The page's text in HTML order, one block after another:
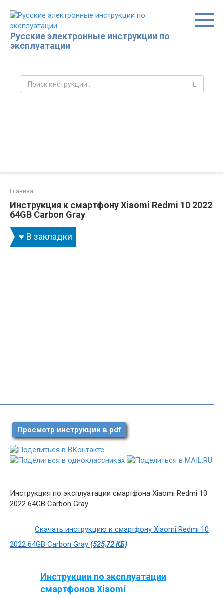
контенту
Русские электронные инструкции по
эксплуатации
Поиск:
Главная
Инструкция к смартфону Xiaomi Redmi 10 2022
64GB Carbon Gray
♥ В закладки
Просмотр инструкции в pdf
Инструкция по эксплуатации смартфона Xiaomi Redmi 10
2022 64GB Carbon Gray.
Скачать инструкцию к смартфону Xiaomi Redmi 10
2022 64GB Carbon Gray (525,72 КБ)
Инструкции по эксплуатации
смартфонов Xiaomi